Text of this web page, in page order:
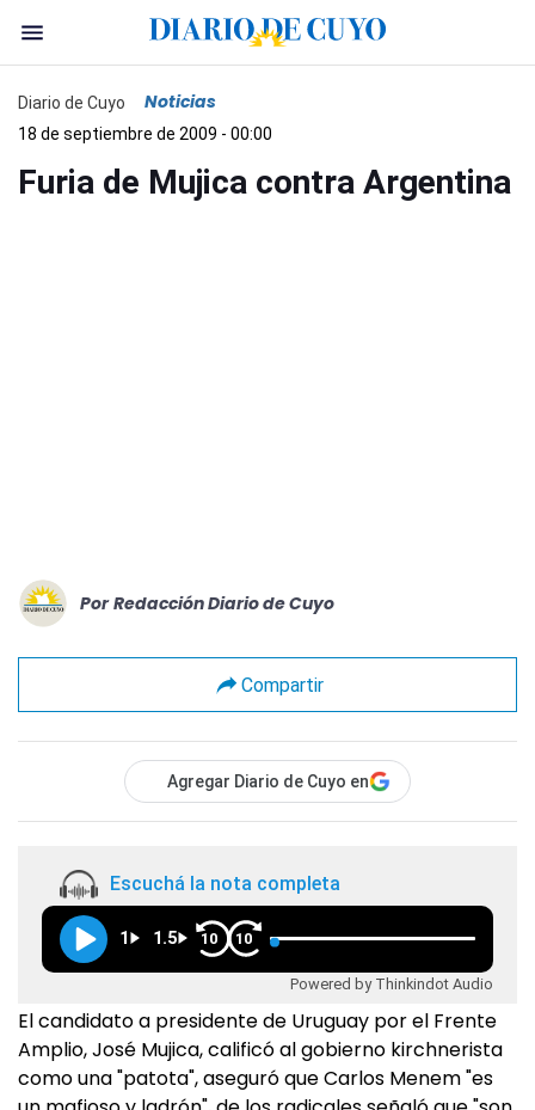
Diario de Cuyo Noticias
18 de septiembre de 2009 - 00:00
Furia de Mujica contra Argentina
Por Redacción Diario de Cuyo
Compartir
Agregar Diario de Cuyo en
Escuchá la nota completa
1 1.5 10 10
Powered by Thinkindot Audio
El candidato a presidente de Uruguay por el Frente
Amplio, José Mujica, calificó al gobierno kirchnerista
como una "patota", aseguró que Carlos Menem "es